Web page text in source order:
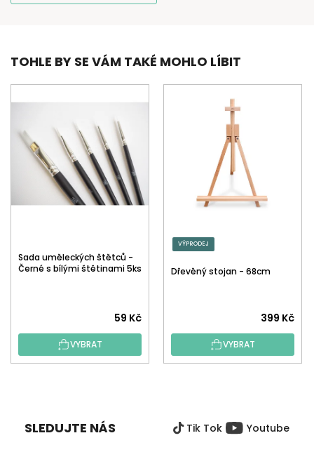
TOHLE BY SE VÁM TAKÉ MOHLO LÍBIT
Sada uměleckých štětců -
Černé s bílými štětinami 5ks
59 Kč
VYBRAT
VÝPRODEJ
Dřevěný stojan - 68cm
399 Kč
VYBRAT
SLEDUJTE NÁS Tik Tok Youtube